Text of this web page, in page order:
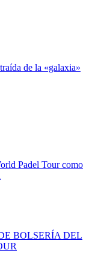
de la «galaxia»
Padel Tour como
BOLSERÍA DEL